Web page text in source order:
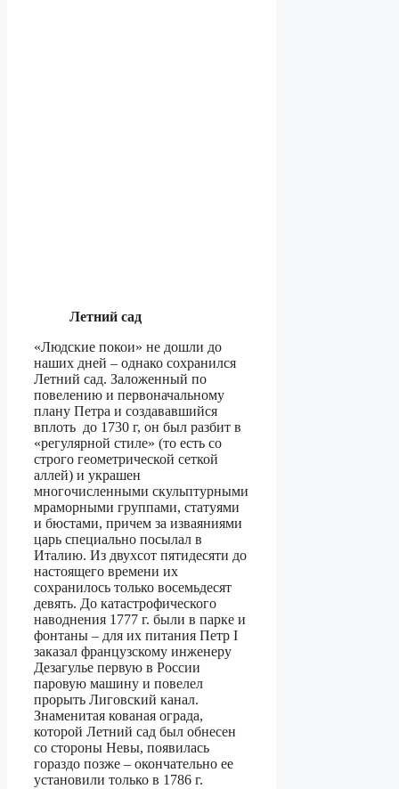
Летний сад
«Людские покои» не дошли до
наших дней – однако сохранился
Летний сад. Заложенный по
повелению и первоначальному
плану Петра и создававшийся
вплоть до 1730 г, он был разбит в
«регулярной стиле» (то есть со
строго геометрической сеткой
аллей) и украшен
многочисленными скульптурными
мраморными группами, статуями
и бюстами, причем за изваяниями
царь специально посылал в
Италию. Из двухсот пятидесяти до
настоящего времени их
сохранилось только восемьдесят
девять. До катастрофического
наводнения 1777 г. были в парке и
фонтаны – для их питания Петр I
заказал французскому инженеру
Дезагулье первую в России
паровую машину и повелел
прорыть Лиговский канал.
Знаменитая кованая ограда,
которой Летний сад был обнесен
со стороны Невы, появилась
гораздо позже – окончательно ее
установили только в 1786 г.